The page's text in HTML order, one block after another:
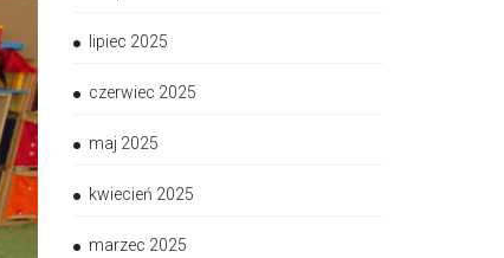
lipiec 2025
czerwiec 2025
maj 2025
kwiecień 2025
marzec 2025